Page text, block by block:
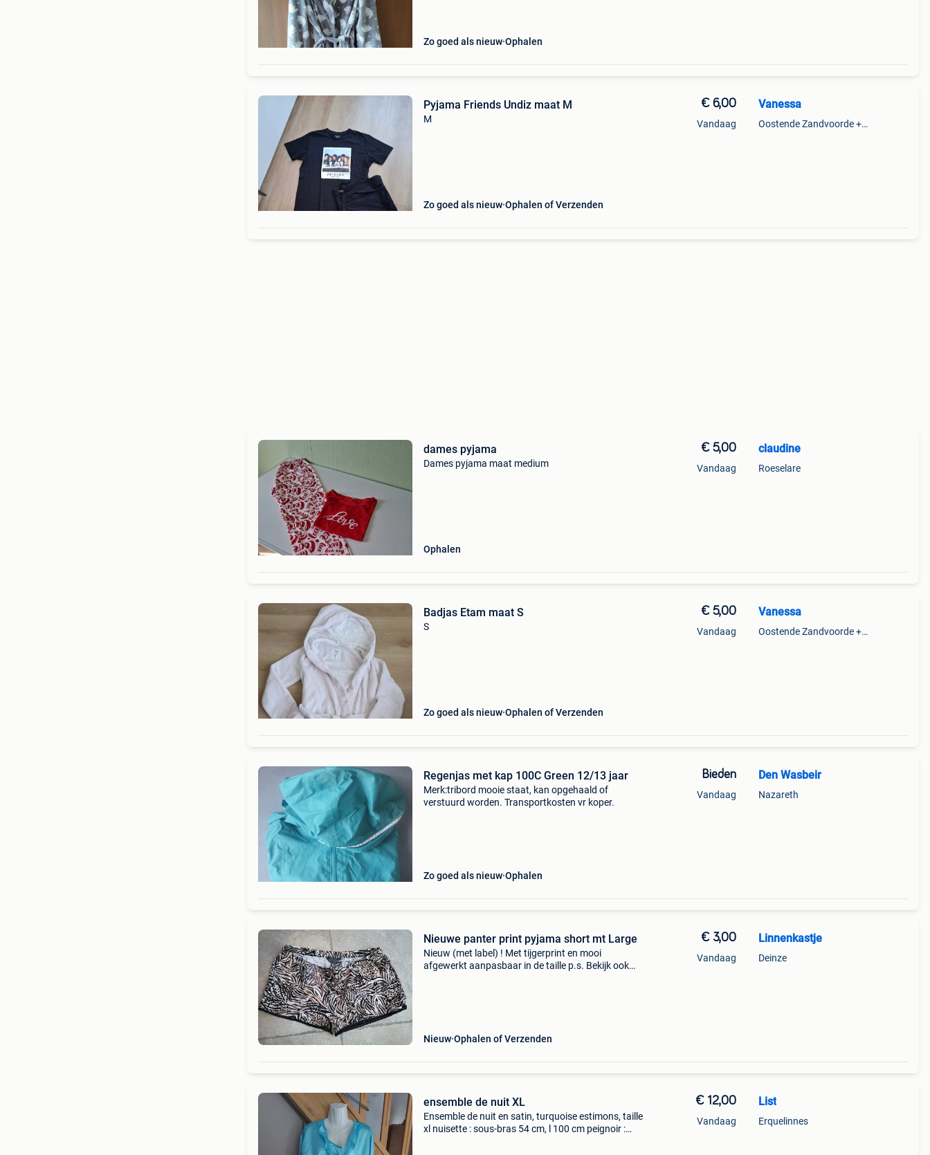
Zo goed als nieuw Ophalen
Pyjama Friends Undiz maat M
M
Zo goed als nieuw Ophalen of Verzenden
€ 6,00
Vandaag
Vanessa
Oostende Zandvoorde +Oostende
dames pyjama
Dames pyjama maat medium
Ophalen
€ 5,00
Vandaag
claudine
Roeselare
Badjas Etam maat S
S
Zo goed als nieuw Ophalen of Verzenden
€ 5,00
Vandaag
Vanessa
Oostende Zandvoorde +Oostende
Regenjas met kap 100C Green 12/13 jaar
Merk:tribord mooie staat, kan opgehaald of
verstuurd worden. Transportkosten vr koper.
Zo goed als nieuw Ophalen
Bieden
Vandaag
Den Wasbeir
Nazareth
Nieuwe panter print pyjama short mt Large
Nieuw (met label) ! Met tijgerprint en mooi
afgewerkt aanpasbaar in de taille p.s. Bekijk ook
Nieuw Ophalen of Verzenden
€ 3,00
Vandaag
Linnenkastje
Deinze
ensemble de nuit XL
Ensemble de nuit en satin, turquoise estimons, taille
xl nuisette : sous-bras 54 cm, l 100 cm peignoir :
€ 12,00
Vandaag
List
Erquelinnes